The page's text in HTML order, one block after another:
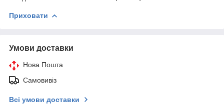
Приховати
Умови доставки
Нова Пошта
Самовивіз
Всі умови доставки